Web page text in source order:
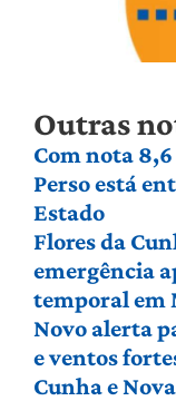
Outras
Com nota
Perso está
Estado
Flores da
emergência
temporal em
Novo alerta
e ventos
Cunha e